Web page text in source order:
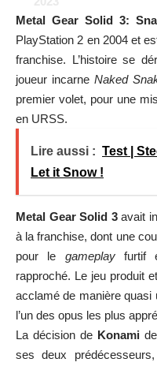
Metal Gear Solid 3:
PlayStation 2 en 2004 et
franchise. L’histoire se
joueur incarneNaked
premier volet, pour une
en URSS.
Lire aussi : Test |
Let it Snow !
Metal Gear Solid 3avait
à la franchise, dont une
pour le gameplay furtif
rapproché. Le jeu produit
acclamé de manière
l’un des opus les plus
La décision de Konami
ses deux